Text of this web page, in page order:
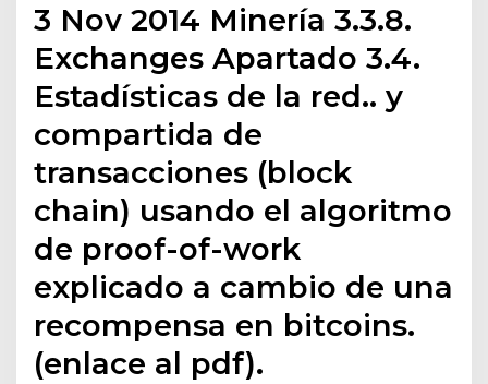
3 Nov 2014 Minería 3.3.8.
Exchanges Apartado 3.4.
Estadísticas de la red.. y
compartida de
transacciones (block
chain) usando el algoritmo
de proof-of-work
explicado a cambio de una
recompensa en bitcoins.
(enlace al pdf).